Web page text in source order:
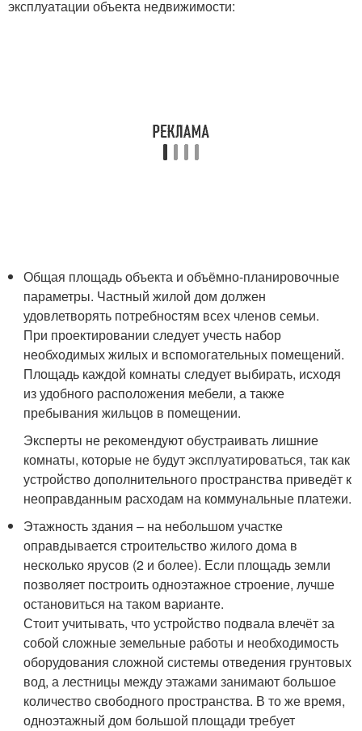
эксплуатации объекта недвижимости:
Общая площадь объекта и объёмно-планировочные
параметры. Частный жилой дом должен
удовлетворять потребностям всех членов семьи.
При проектировании следует учесть набор
необходимых жилых и вспомогательных помещений.
Площадь каждой комнаты следует выбирать, исходя
из удобного расположения мебели, а также
пребывания жильцов в помещении.
Эксперты не рекомендуют обустраивать лишние
комнаты, которые не будут эксплуатироваться, так как
устройство дополнительного пространства приведёт к
неоправданным расходам на коммунальные платежи.
Этажность здания – на небольшом участке
оправдывается строительство жилого дома в
несколько ярусов (2 и более). Если площадь земли
позволяет построить одноэтажное строение, лучше
остановиться на таком варианте.
Стоит учитывать, что устройство подвала влечёт за
собой сложные земельные работы и необходимость
оборудования сложной системы отведения грунтовых
вод, а лестницы между этажами занимают большое
количество свободного пространства. В то же время,
одноэтажный дом большой площади требует